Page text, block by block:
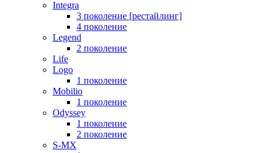
Integra
3 поколение [рестайлинг]
4 поколение
Legend
2 поколение
Life
Logo
1 поколение
Mobilio
1 поколение
Odyssey
1 поколение
2 поколение
S-MX